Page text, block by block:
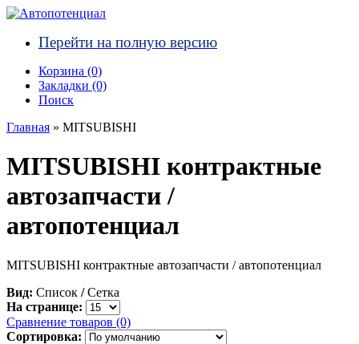
Перейти на полную версию
Корзина (0)‎
Закладки (0)
Поиск
Главная » MITSUBISHI
MITSUBISHI контрактные
автозапчасти /
автопотенциал
MITSUBISHI контрактные автозапчасти / автопотенциал
Вид: Список / Сетка
На странице:
Сравнение товаров (0)
Сортировка: